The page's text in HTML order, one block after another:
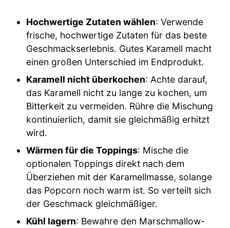
Hochwertige Zutaten wählen: Verwende
frische, hochwertige Zutaten für das beste
Geschmackserlebnis. Gutes Karamell macht
einen großen Unterschied im Endprodukt.
Karamell nicht überkochen: Achte darauf,
das Karamell nicht zu lange zu kochen, um
Bitterkeit zu vermeiden. Rühre die Mischung
kontinuierlich, damit sie gleichmäßig erhitzt
wird.
Wärmen für die Toppings: Mische die
optionalen Toppings direkt nach dem
Überziehen mit der Karamellmasse, solange
das Popcorn noch warm ist. So verteilt sich
der Geschmack gleichmäßiger.
Kühl lagern: Bewahre den Marschmallow-